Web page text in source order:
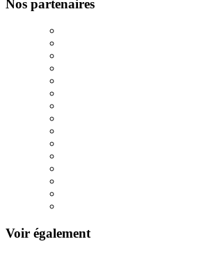
Nos partenaires
Voir également